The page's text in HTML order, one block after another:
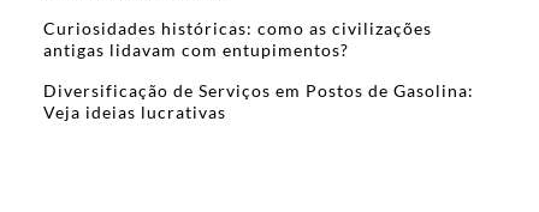
Curiosidades históricas: como as civilizações
antigas lidavam com entupimentos?
Diversificação de Serviços em Postos de Gasolina:
Veja ideias lucrativas